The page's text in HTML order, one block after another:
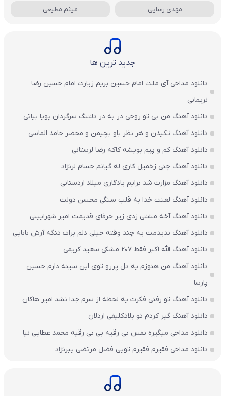
مهدی رعنایی میثم مطیعی
جدید ترین ها
دانلود مداحی آی ملت امام حسین بریم زیارت امام حسین رضا
نریمانی
دانلود آهنگ من بی تو روحی در به در دلتنگ سرگردان پویا بیاتی
دانلود آهنگ تکیدن و هر نظر باو بچیمن و محضر حامد الماسی
دانلود آهنگ کم و پیم بویشه کاکه رضا لرستانی
دانلود آهنگ چنی زخمیل کاری له گیانم حسام لرنژاد
دانلود آهنگ مزارت شد برایم یادگاری میلاد اردستانی
دانلود آهنگ لعنت خدا به قلب سنگی محسن دولت
دانلود آهنگ آخه مشتی زدی زیر حرفای قدیمت امیر شهرایینی
دانلود آهنگ ندیدمت یه چند وقته خیلی دلم برات تنگه آرش بابایی
دانلود آهنگ الله اکبر فقط 207 مشکی سعید کریمی
دانلود آهنگ من هنوزم یه دل پررو توی این سینه دارم حسین
پارسا
دانلود آهنگ تو رفتی فکرت یه لحظه از سرم جدا نشد امیر هاکان
دانلود آهنگ گیر کردم تو بلاتکلیفی اردلان
دانلود مداحی میگیره نفس بی رقیه بی بی رقیه محمد عطایی نیا
دانلود مداحی فقیرم فقیرم تویی فضل مرتضی یبرنژاد